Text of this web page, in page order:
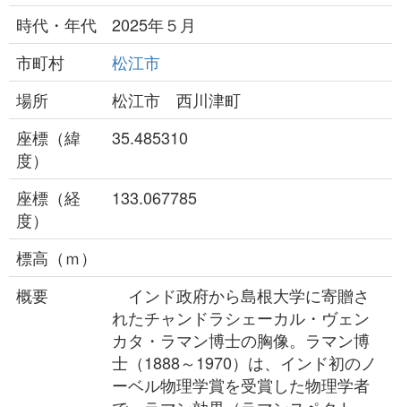
時代・年代
2025年５月
市町村
松江市
場所
松江市 西川津町
座標（緯
度）
35.485310
座標（経
度）
133.067785
標高（ｍ）
概要
インド政府から島根大学に寄贈さ
れたチャンドラシェーカル・ヴェン
カタ・ラマン博士の胸像。ラマン博
士（1888～1970）は、インド初のノ
ーベル物理学賞を受賞した物理学者